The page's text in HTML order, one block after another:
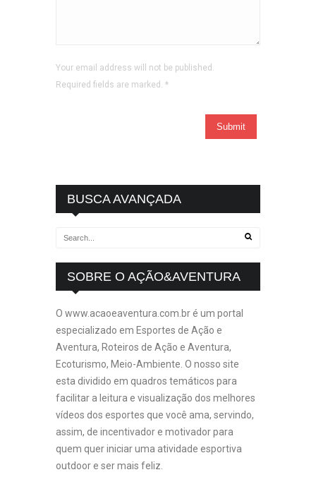
Your email address will not be published.
Required fields are marked. *
BUSCA AVANÇADA
SOBRE O AÇÃO&AVENTURA
O www.acaoeaventura.com.br é um portal
especializado em Esportes de Ação e
Aventura, Roteiros de Ação e Aventura,
Ecoturismo, Meio-Ambiente. O nosso site
esta dividido em quadros temáticos para
facilitar a leitura e visualização dos melhores
vídeos dos esportes que você ama, servindo,
assim, de incentivador e motivador para
quem quer iniciar uma atividade esportiva
outdoor e ser mais feliz.